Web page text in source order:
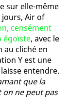
sur elle-même
jours, Air of
censément
égoïste, avec le
au cliché en
Y est une
entendre.
que la
ne peut pas